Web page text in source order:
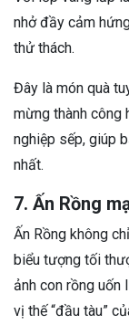
nhở đầy cảm
thử thách.
Đây là món quà
mừng thành công
nghiệp sếp, giúp
nhất.
7. Ấn Rồng
Ấn Rồng không
biểu tượng tối
ảnh con rồng uốn
vị thế “đầu tàu”